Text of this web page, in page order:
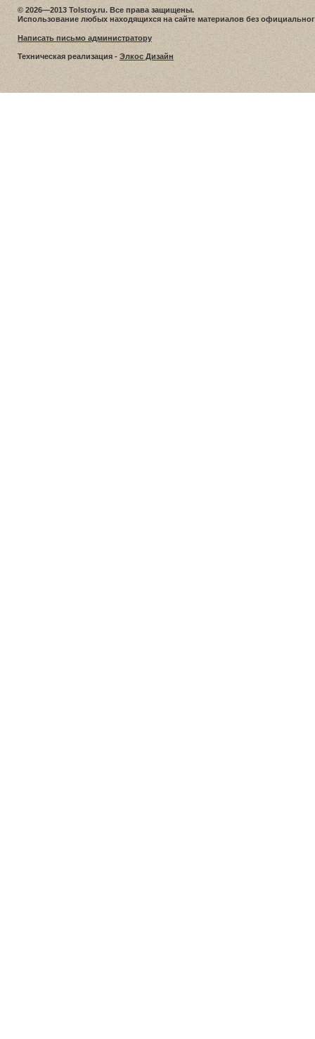
© 2026—2013 Tolstoy.ru. Все права защищены.
Использование любых находящихся на сайте материалов без
Написать письмо администратору
Техническая реализация - Элкос Дизайн